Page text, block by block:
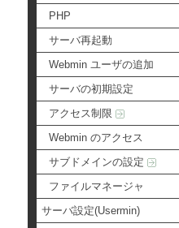
PHP
サーバ再起動
Webmin ユーザの追加
サーバの初期設定
アクセス制限
Webmin のアクセス
サブドメインの設定
ファイルマネージャ
サーバ設定(Usermin)